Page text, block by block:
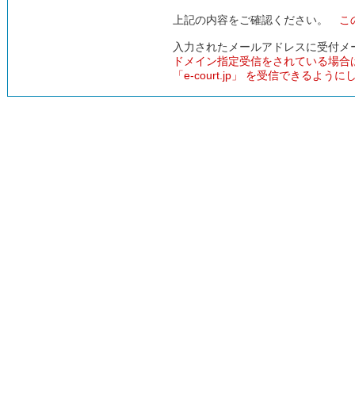
上記の内容をご確認ください。 こ
入力されたメールアドレスに受付
ドメイン指定受信をされている場合
「e-court.jp」 を受信できるように